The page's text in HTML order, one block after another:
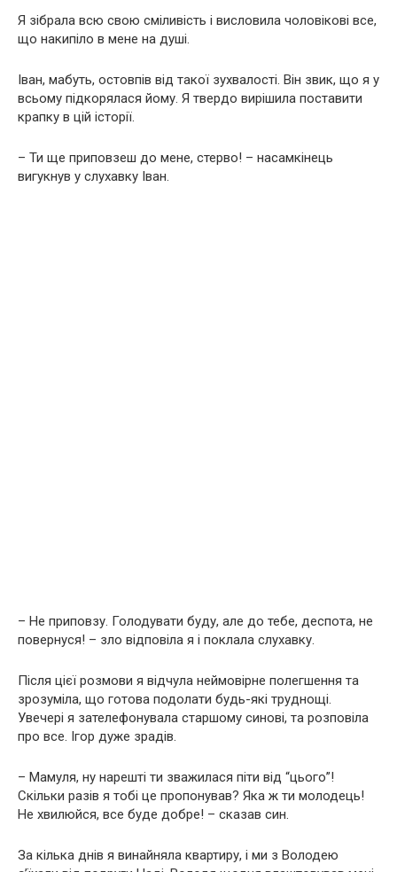
Я зібрала всю свою сміливість і висловила чоловікові все,
що накипіло в мене на душі.
Іван, мабуть, остовпів від такої зухвалості. Він звик, що я у
всьому підкорялася йому. Я твердо вирішила поставити
крапку в цій історії.
– Ти ще приповзеш до мене, стерво! – насамкінець
вигукнув у слухавку Іван.
– Не приповзу. Голодувати буду, але до тебе, деспота, не
повернуся! – зло відповіла я і поклала слухавку.
Після цієї розмови я відчула неймовірне полегшення та
зрозуміла, що готова подолати будь-які труднощі.
Увечері я зателефонувала старшому синові, та розповіла
про все. Ігор дуже зрадів.
– Мамуля, ну нарешті ти зважилася піти від “цього”!
Скільки разів я тобі це пропонував? Яка ж ти молодець!
Не хвилюйся, все буде добре! – сказав син.
За кілька днів я винайняла квартиру, і ми з Володею